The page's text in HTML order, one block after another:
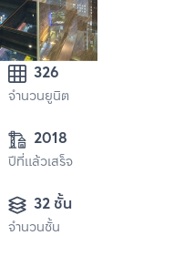
326
จำนวนยูนิต
2018
ปีที่แล้วเสร็จ
32 ชั้น
จำนวนชั้น